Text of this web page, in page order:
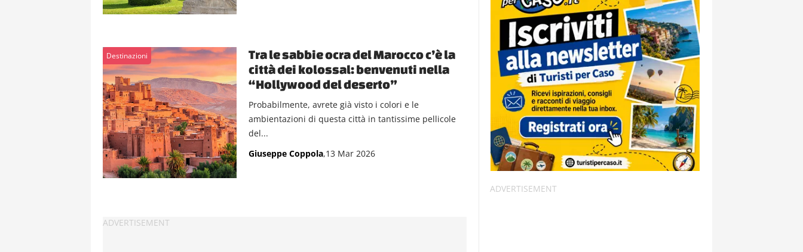
Destinazioni
Tra le sabbie ocra del Marocco c’è la
città dei kolossal: benvenuti nella
“Hollywood del deserto”
Probabilmente, avrete già visto i colori e le
ambientazioni di questa città in tantissime pellicole
del...
Giuseppe Coppola,13 Mar 2026